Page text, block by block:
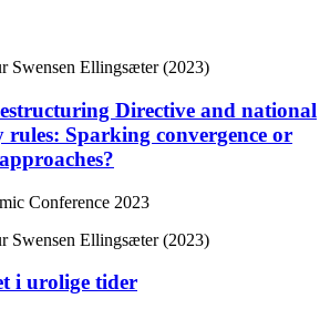
Swensen Ellingsæter (2023)
Directive and national
rules: Sparking convergence or
Conference 2023
Swensen Ellingsæter (2023)
i urolige tider